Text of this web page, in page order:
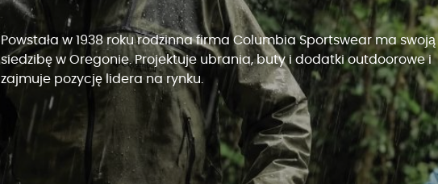
Powstała w 1938 roku rodzinna firma Columbia Sportswear ma swoją
siedzibę w Oregonie. Projektuje ubrania, buty i dodatki outdoorowe i
zajmuje pozycję lidera na rynku.